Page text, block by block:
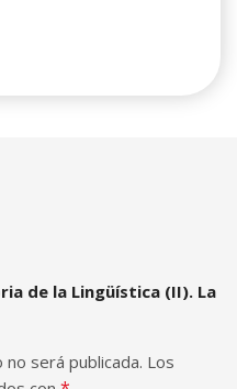
de la Lingüística (II). La
será publicada. Los